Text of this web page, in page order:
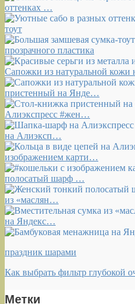
оттенках …
тоут
прозрачного пластика
Сапожки из натуральной
пристенный на Янде…
Алиэкспресс #жен…
на Алиэксп…
изображением карти…
полосатый шарф …
из «маслян…
на Яндекс…
праздник шарами
Как выбрать фильтр глубокой
Метки